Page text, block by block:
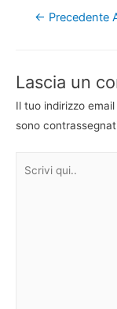
← Precedente
Lascia un
Il tuo indirizzo
sono